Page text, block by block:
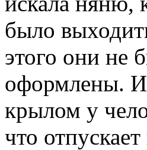
было
этого они не
оформлены. И
крылом у
что